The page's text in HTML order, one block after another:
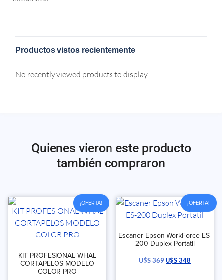
Productos vistos recientemente
No recently viewed products to display
Quienes vieron este producto
también compraron
¡OFERTA!
KIT PROFESIONAL WHAL
CORTAPELOS MODELO
COLOR PRO
¡OFERTA!
Escaner Epson WorkForce ES-
200 Duplex Portatil
U$S369U$S348